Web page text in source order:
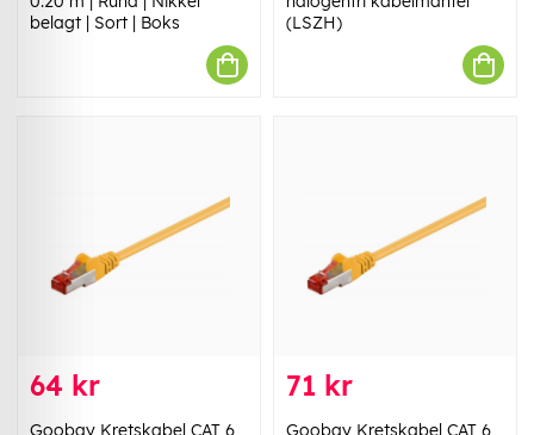
belagt | Sort | Boks
(LSZH)
64 kr
Goobay Kretskabel CAT 6,
71 kr
Goobay Kretskabel CAT 6,